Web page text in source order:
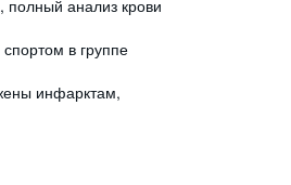
полный анализ крови
в группе
инфарктам,